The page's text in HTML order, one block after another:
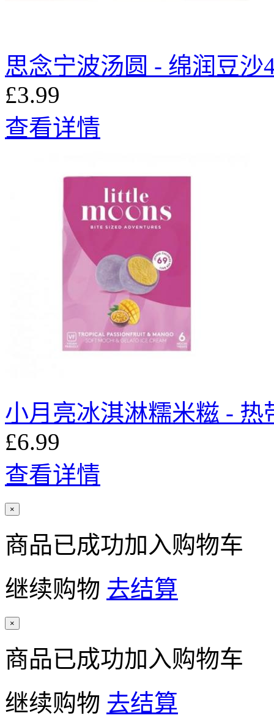
思念宁波汤圆 - 绵润豆沙
£3.99
查看详情
小月亮冰淇淋糯米糍 - 热
£6.99
查看详情
×
商品已成功加入购物车
继续购物 去结算
×
商品已成功加入购物车
继续购物 去结算